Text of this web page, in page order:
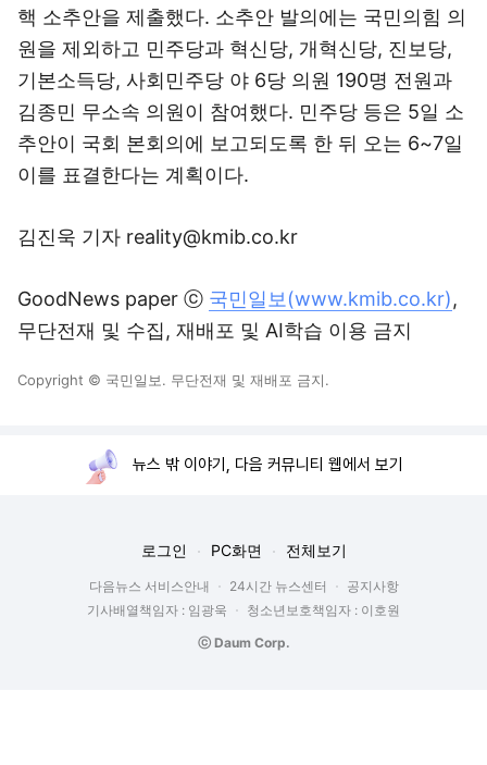
핵 소추안을 제출했다. 소추안 발의에는 국민의힘 의
원을 제외하고 민주당과 혁신당, 개혁신당, 진보당,
기본소득당, 사회민주당 야 6당 의원 190명 전원과
김종민 무소속 의원이 참여했다. 민주당 등은 5일 소
추안이 국회 본회의에 보고되도록 한 뒤 오는 6~7일
이를 표결한다는 계획이다.
김진욱 기자 reality@kmib.co.kr
GoodNews paper ⓒ 국민일보(www.kmib.co.kr),
무단전재 및 수집, 재배포 및 AI학습 이용 금지
Copyright © 국민일보. 무단전재 및 재배포 금지.
뉴스 밖 이야기, 다음 커뮤니티 웹에서 보기
로그인 PC화면 전체보기
다음뉴스 서비스안내 24시간 뉴스센터
공지사항
기사배열책임자 : 임광욱
청소년보호책임자 : 이호원
ⓒ Daum Corp.